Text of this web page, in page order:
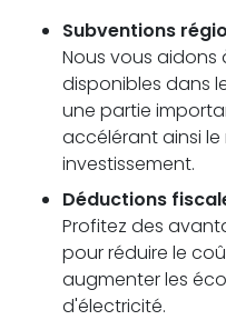
Subventions
Nous vous aidons
disponibles dans
une partie
accélérant ainsi le
investissement.
Déductions
Profitez des
pour réduire le
augmenter les
d'électricité.